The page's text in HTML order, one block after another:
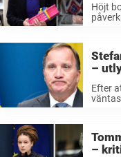
Höjt
–
Efter
–